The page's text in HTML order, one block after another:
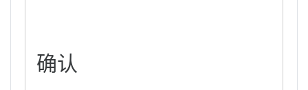
确认